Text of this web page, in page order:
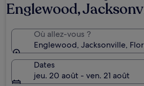
Englewood,
Où allez-vous ?
Englewood, Jacksonville,
Dates
jeu. 20 août - ven. 21 août